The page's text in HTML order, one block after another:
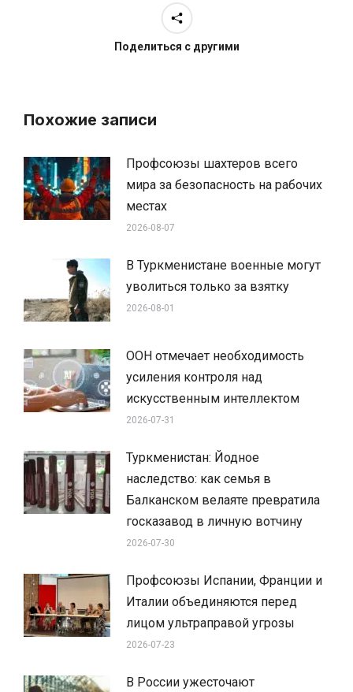
Поделиться с другими
Похожие записи
Профсоюзы шахтеров всего
мира за безопасность на рабочих
местах
2026-08-07
В Туркменистане военные могут
уволиться только за взятку
2026-08-01
ООН отмечает необходимость
усиления контроля над
искусственным интеллектом
2026-07-31
Туркменистан: Йодное
наследство: как семья в
Балканском велаяте превратила
госказавод в личную вотчину
2026-07-30
Профсоюзы Испании, Франции и
Италии объединяются перед
лицом ультраправой угрозы
2026-07-23
В России ужесточают